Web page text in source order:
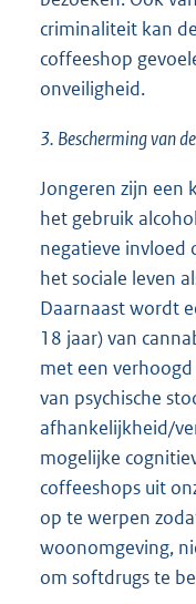
criminaliteit kan
coffeeshop
onveiligheid.
3. Bescherming van
Jongeren zijn een
het gebruik
negatieve invloed
het sociale leven
Daarnaast wordt
18 jaar) van
met een
van psychische
afhankelijkheid/
mogelijke
coffeeshops uit
op te werpen
woonomgeving,
om softdrugs te